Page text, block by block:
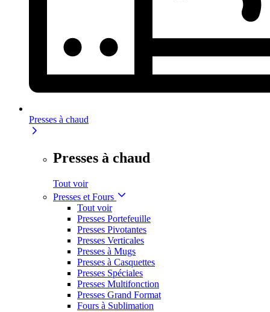
Presses à chaud
Presses à chaud
Tout voir
Presses et Fours
Tout voir
Presses Portefeuille
Presses Pivotantes
Presses Verticales
Presses à Mugs
Presses à Casquettes
Presses Spéciales
Presses Multifonction
Presses Grand Format
Fours à Sublimation